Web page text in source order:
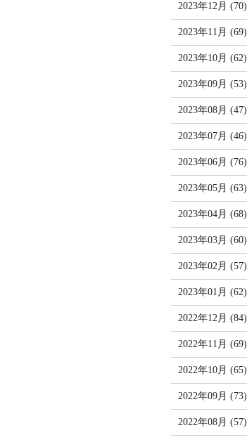
2023年12月 (70)
2023年11月 (69)
2023年10月 (62)
2023年09月 (53)
2023年08月 (47)
2023年07月 (46)
2023年06月 (76)
2023年05月 (63)
2023年04月 (68)
2023年03月 (60)
2023年02月 (57)
2023年01月 (62)
2022年12月 (84)
2022年11月 (69)
2022年10月 (65)
2022年09月 (73)
2022年08月 (57)